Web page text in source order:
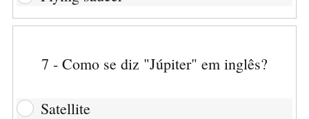
7 - Como se diz "Júpiter" em inglês?
Satellite